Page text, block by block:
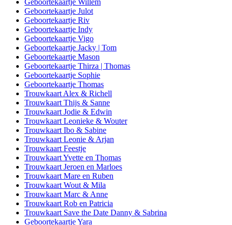
Geboortekaartje Julot
Geboortekaartje Riv
Geboortekaartje Indy
Geboortekaartje Vigo
Geboortekaartje Jacky | Tom
Geboortekaartje Mason
Geboortekaartje Thirza | Thomas
Geboortekaartje Sophie
Geboortekaartje Thomas
Trouwkaart Alex & Richell
Trouwkaart Thijs & Sanne
Trouwkaart Jodie & Edwin
Trouwkaart Leonieke & Wouter
Trouwkaart Ibo & Sabine
Trouwkaart Leonie & Arjan
Trouwkaart Feestje
Trouwkaart Yvette en Thomas
Trouwkaart Jeroen en Marloes
Trouwkaart Mare en Ruben
Trouwkaart Wout & Mila
Trouwkaart Marc & Anne
Trouwkaart Rob en Patricia
Trouwkaart Save the Date Danny & Sabrina
Geboortekaartje Yara